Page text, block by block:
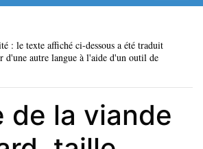
: le texte affiché ci-dessous a été traduit
d'une autre langue à l'aide d'un outil de
de la viande